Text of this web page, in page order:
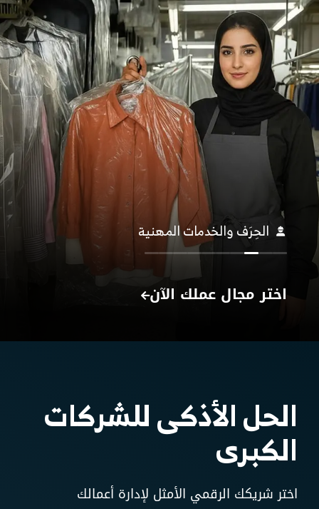
اختر مجال عملك الآن
الحِرَف والخدمات المهنية
الحل الأذكى للشركات
الكبرى
اختر شريكك الرقمي الأمثل لإدارة أعمالك